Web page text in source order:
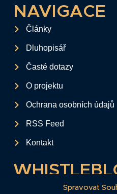
Spravovat
NAVIGACE
Články
Dluhopisář
Časté dotazy
O projektu
Ochrana osobních údajů
RSS Feed
Kontakt
Tento formulář slouží